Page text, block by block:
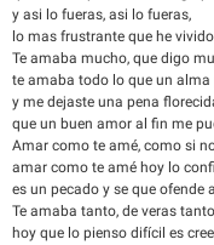
y asi lo fueras, asi lo fueras,
lo mas frustrante que he
Te amaba mucho, que digo
te amaba todo lo que un alma
y me dejaste una pena
que un buen amor al fin me
Amar como te amé, como si
amar como te amé hoy lo
es un pecado y se que ofende
Te amaba tanto, de veras tanto
hoy que lo pienso difícil es